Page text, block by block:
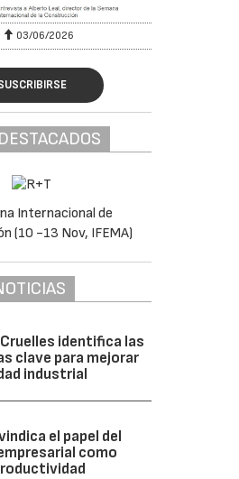
03/06/2026
identifica las
clave para mejorar
industrial
el papel del
como